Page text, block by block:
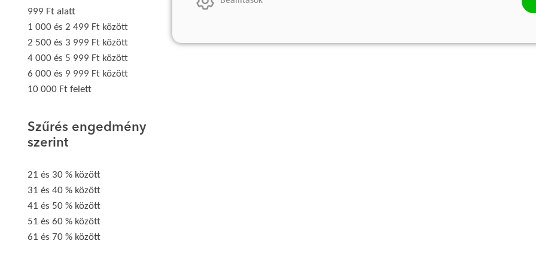
999 Ft alatt
1 000 és 2 499 Ft között
2 500 és 3 999 Ft között
4 000 és 5 999 Ft között
6 000 és 9 999 Ft között
10 000 Ft felett
Szűrés engedmény
szerint
21 és 30 % között
31 és 40 % között
41 és 50 % között
51 és 60 % között
61 és 70 % között